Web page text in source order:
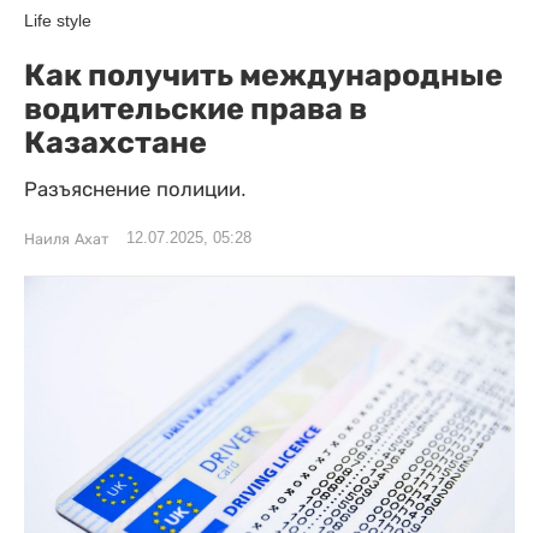
Life style
Как получить международные
водительские права в
Казахстане
Разъяснение полиции.
Наиля Ахат 12.07.2025, 05:28